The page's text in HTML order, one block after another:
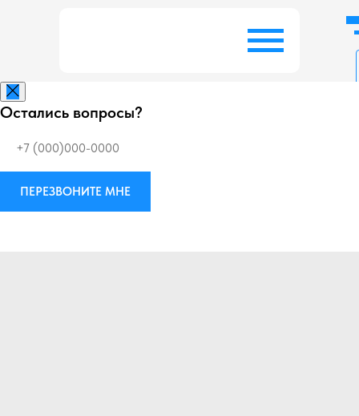
Остались вопросы?
ПЕРЕЗВОНИТЕ МНЕ